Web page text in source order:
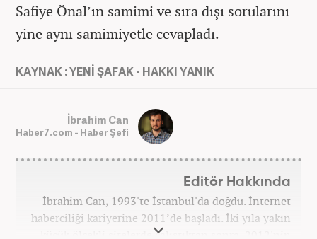
Safiye Önal’ın samimi ve sıra dışı sorularını
yine aynı samimiyetle cevapladı.
KAYNAK : YENİ ŞAFAK - HAKKI YANIK
İbrahim Can
Haber7.com - Haber Şefi
Editör Hakkında
İbrahim Can, 1993'te İstanbul'da doğdu. İnternet
haberciliği kariyerine 2011’de başladı. İki yıla yakın
küçük ölçekli sitelerde çalıştıktan sonra, 2012'nin